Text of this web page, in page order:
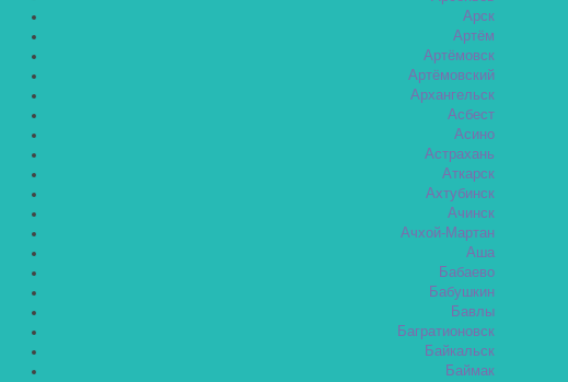
Арск
Артём
Артёмовск
Артёмовский
Архангельск
Асбест
Асино
Астрахань
Аткарск
Ахтубинск
Ачинск
Ачхой-Мартан
Аша
Бабаево
Бабушкин
Бавлы
Багратионовск
Байкальск
Баймак